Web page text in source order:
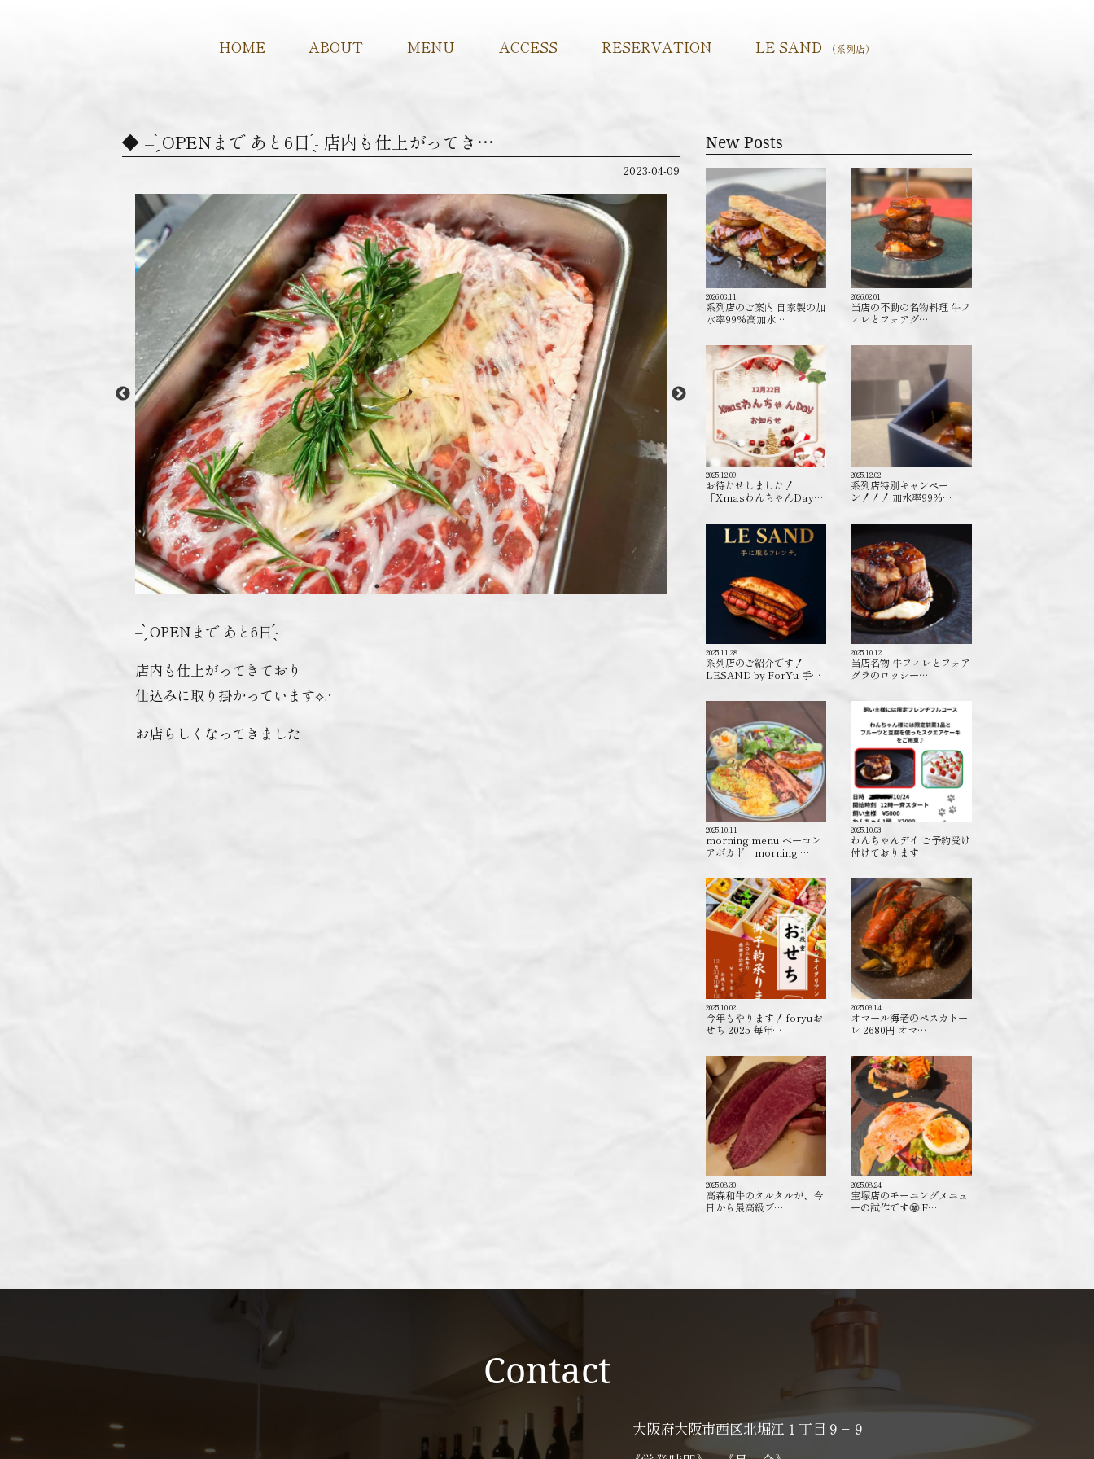
HOME ABOUT MENU ACCESS RESERVATION LE SAND （系列店）
– ̗̀ OPENまで あと6日 ̖́- 店内も仕上がってき…
2023-04-09
– ̗̀ OPENまで あと6日 ̖́-
店内も仕上がってきており
仕込みに取り掛かっています⟡.·
お店らしくなってきました
New Posts
2026.03.11
系列店のご案内 自家製の加
水率99%高加水…
2026.02.01
当店の不動の名物料理 牛フ
ィレとフォアグ…
2025.12.09
お待たせしました！
「XmasわんちゃんDay…
2025.12.02
系列店特別キャンペー
ン！！！ 加水率99%…
2025.11.28
系列店のご紹介です！
LESAND by ForYu 手…
2025.10.12
当店名物 牛フィレとフォア
グラのロッシー…
2025.10.11
morning menu ベーコン
アボカド morning …
2025.10.03
わんちゃんデイ ご予約受け
付けております️
2025.10.02
今年もやります！ foryuお
せち 2025 毎年…
2025.09.14
オマール海老のペスカトー
レ 2680円 オマ…
2025.08.30
高森和牛のタルタルが、今
日から最高級ブ…
2025.08.24
宝塚店のモーニングメニュ
ーの試作です🤩 F…
Contact
大阪府大阪市西区北堀江１丁目９−９